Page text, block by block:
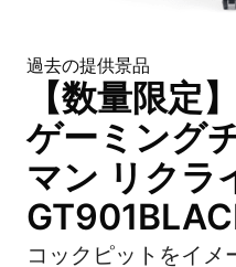
過去の提供景品
【数量限定
ゲーミング
マン リクラ
コックピットをイメ